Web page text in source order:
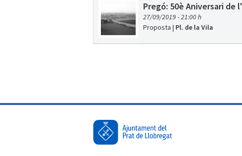
Pregó: 50è Aniversari
27/09/2019 - 21:00 h
Proposta | Pl. de la Vila
27/09/2019 - 22:00 h
Nits a l’estació: Brisa